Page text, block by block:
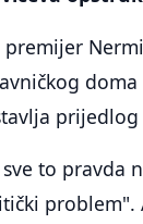
premijer
to pravda